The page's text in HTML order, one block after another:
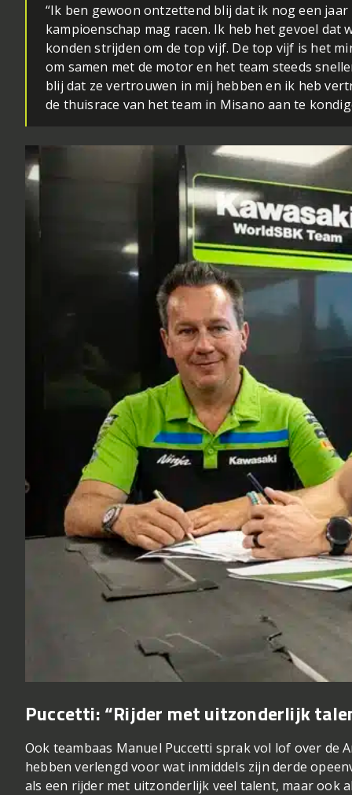
“Ik ben gewoon ontzettend blij dat ik nog een jaar
kampioenschap mag racen. Ik heb het gevoel
konden strijden om de top vijf. De top vijf is het
om samen met de motor en het team steeds
blij dat ze vertrouwen in mij hebben en ik heb
de thuisrace van het team in Misano aan te
Puccetti: “Rijder met uitzonderlijk
Ook teambaas Manuel Puccetti sprak vol lof over de
hebben verlengd voor wat inmiddels zijn derde
als een rijder met uitzonderlijk veel talent, maar ook